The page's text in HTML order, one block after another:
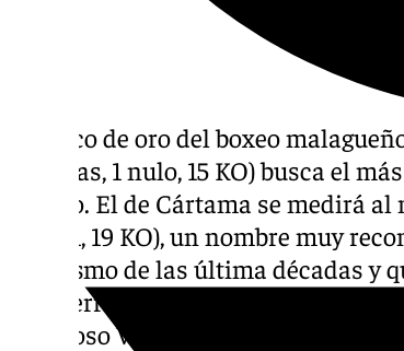
El chico de oro del boxeo
derrotas, 1 nulo, 15 KO) busca el
órdago. El de Cártama se medirá
(24-3-1, 19 KO), un nombre muy
pugilismo de las última décadas y
tres derrotas ante rivales de la
poderoso Vérgil Ortiz Jr y el